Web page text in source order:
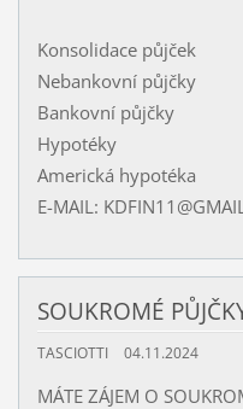
Konsolidace půjček
Nebankovní půjčky
Bankovní půjčky
Hypotéky
Americká hypotéka
E-MAIL:
SOUKROMÉ
TASCIOTTI 04.11.2024
MÁTE ZÁJEM O